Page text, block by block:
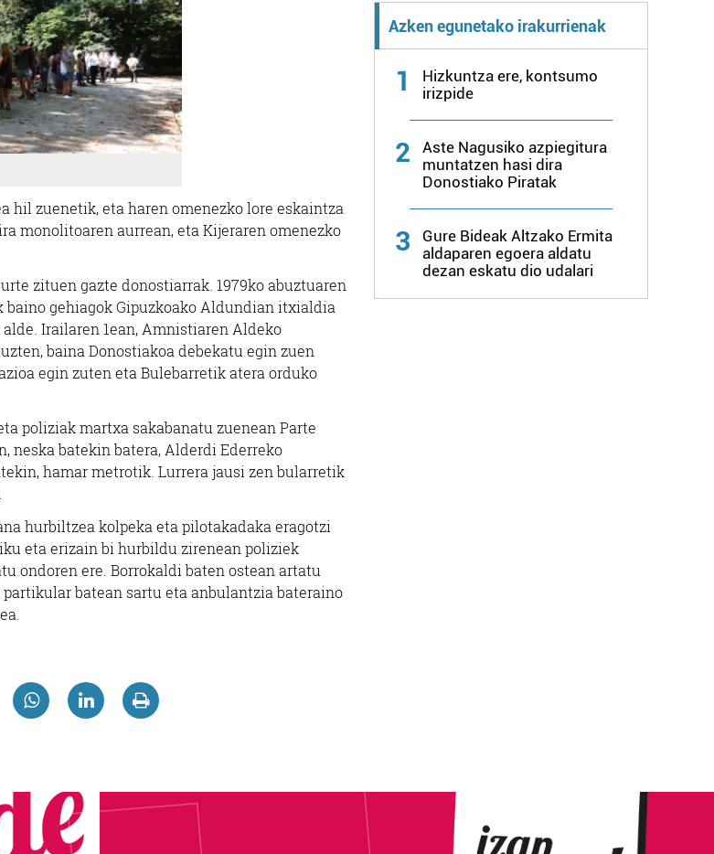
hil zuenetik, eta haren omenezko lore eskaintza
monolitoaren aurrean, eta Kijeraren omenezko
zituen gazte donostiarrak. 1979ko abuztuaren
baino gehiagok Gipuzkoako Aldundian itxialdia
Irailaren 1ean, Amnistiaren Aldeko
baina Donostiakoa debekatu egin zuen
egin zuten eta Bulebarretik atera orduko
poliziak martxa sakabanatu zuenean Parte
neska batekin batera, Alderdi Ederreko
hamar metrotik. Lurrera jausi zen bularretik
hurbiltzea kolpeka eta pilotakadaka eragotzi
eta erizain bi hurbildu zirenean poliziek
ondoren ere. Borrokaldi baten ostean artatu
batean sartu eta anbulantzia bateraino
Azken egunetako irakurrienak
1
Hizkuntza ere, kontsumo
irizpide
2
Aste Nagusiko azpiegitura
muntatzen hasi dira
Donostiako Piratak
3
Gure Bideak Altzako Ermita
aldaparen egoera aldatu
dezan eskatu dio udalari